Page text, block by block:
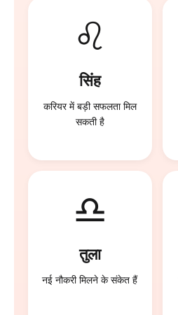
♌
सिंह
करियर में बड़ी सफलता मिल
सकती है
♎
तुला
नई नौकरी मिलने के संकेत हैं